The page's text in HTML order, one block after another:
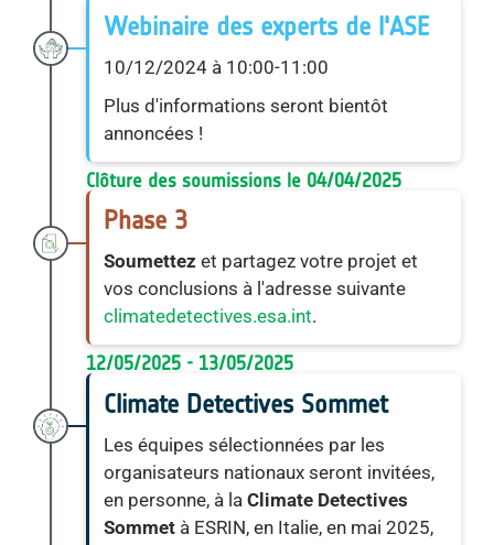
Webinaire des experts de l'ASE
10/12/2024 à 10:00-11:00
Plus d'informations seront bientôt
annoncées !
Clôture des soumissions le 04/04/2025
Phase 3
Soumettez et partagez votre projet et
vos conclusions à l'adresse suivante
climatedetectives.esa.int.
12/05/2025 - 13/05/2025
Climate Detectives Sommet
Les équipes sélectionnées par les
organisateurs nationaux seront invitées,
en personne, à la Climate Detectives
Sommetà ESRIN, en Italie, en mai 2025,